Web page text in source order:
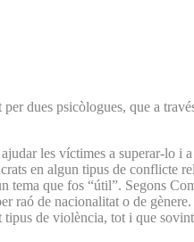
dues psicòlogues, que a
les víctimes a superar-lo i
en algun tipus de conflicte
que fos “útil”. Segons
raó de nacionalitat o de gènere.
de violència, tot i que